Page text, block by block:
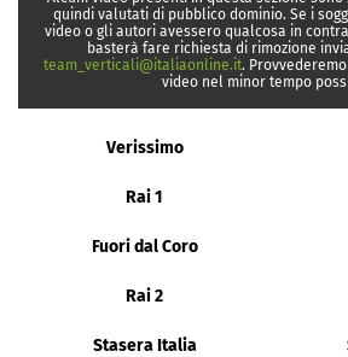
quindi valutati di pubblico dominio. Se i
video o gli autori avessero qualcosa in
basterà fare richiesta di rimozione
team_verticali@italiaonline.it.
video nel minor tempo
Verissimo
Rai 1
Fuori dal Coro
Rai 2
Stasera Italia